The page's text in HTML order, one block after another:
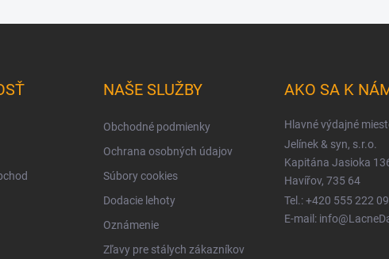
NAŠE SLUŽBY
Obchodné podmienky
Ochrana osobných údajov
Súbory cookies
Dodacie lehoty
Oznámenie
Zľavy pre stálych zákazníkov
AKO SA K
Hlavné výdajné
Jelínek & syn, s.r.o.
Kapitána Jasioka
Havířov, 735 64
Tel.: +420 555 222
E-mail: